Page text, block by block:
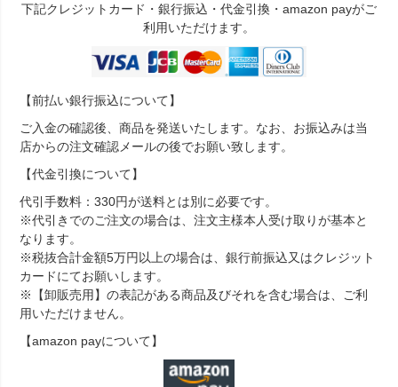
下記クレジットカード・銀行振込・代金引換・amazon payがご
利用いただけます。
【前払い銀行振込について】
ご入金の確認後、商品を発送いたします。なお、お振込みは当
店からの注文確認メールの後でお願い致します。
【代金引換について】
代引手数料：330円が送料とは別に必要です。
※代引きでのご注文の場合は、注文主様本人受け取りが基本と
なります。
※税抜合計金額5万円以上の場合は、銀行前振込又はクレジット
カードにてお願いします。
※【卸販売用】の表記がある商品及びそれを含む場合は、ご利
用いただけません。
【amazon payについて】